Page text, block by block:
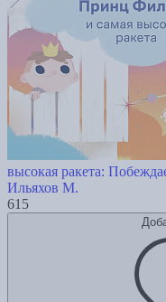
высокая ракета:
Ильяхов М.
615